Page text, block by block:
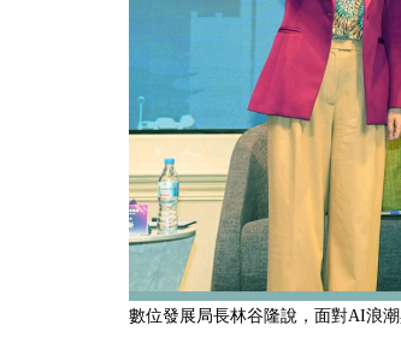
數位發展局長林谷隆說，面對AI浪